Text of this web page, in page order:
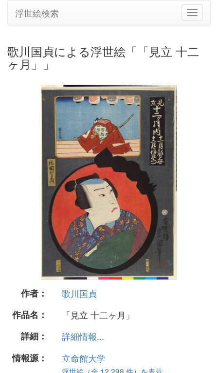
ナ
ビ
シ
浮世絵検索
歌川国貞による浮世絵「「見立 十二
ヶ月」」
作者：
歌川国貞
作品名：
「見立 十二ヶ月」
詳細：
詳細情報...
情報源：
立命館大学
浮世絵（全 12,298 件）を表示...